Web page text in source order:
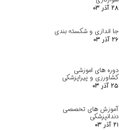
۲۸ آذر ۰۳
جا اندازی و شکسته بندی
۲۶ آذر ۰۳
دوره های اموزشی
کشاورزی و پیراپزشکی
۲۵ آذر ۰۳
آموزش های تخصصی
دندانپزشکی
۲۱ آذر ۰۳